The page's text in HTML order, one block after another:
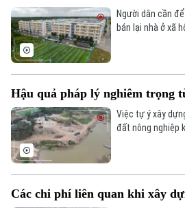
Người dân cần
bán lại nhà ở xã
Hậu quả pháp lý nghiêm trọng
Việc tự ý xây
đất nông nghiệp
Các chi phí liên quan khi xây